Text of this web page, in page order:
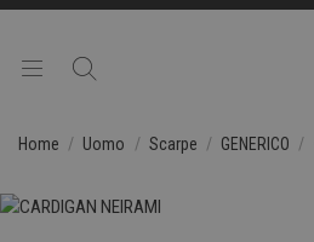
Home Uomo Scarpe GENERICO